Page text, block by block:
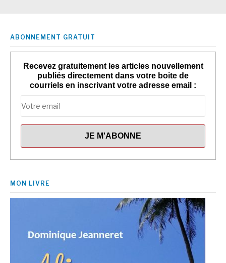
ABONNEMENT GRATUIT
Recevez gratuitement les articles nouvellement
publiés directement dans votre boite de
courriels en inscrivant votre adresse email :
MON LIVRE